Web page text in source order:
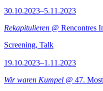
30.10.2023–5.11.2023
Rekapitulieren @ Rencontres
Screening, Talk
19.10.2023–1.11.2023
Wir waren Kumpel @ 47.